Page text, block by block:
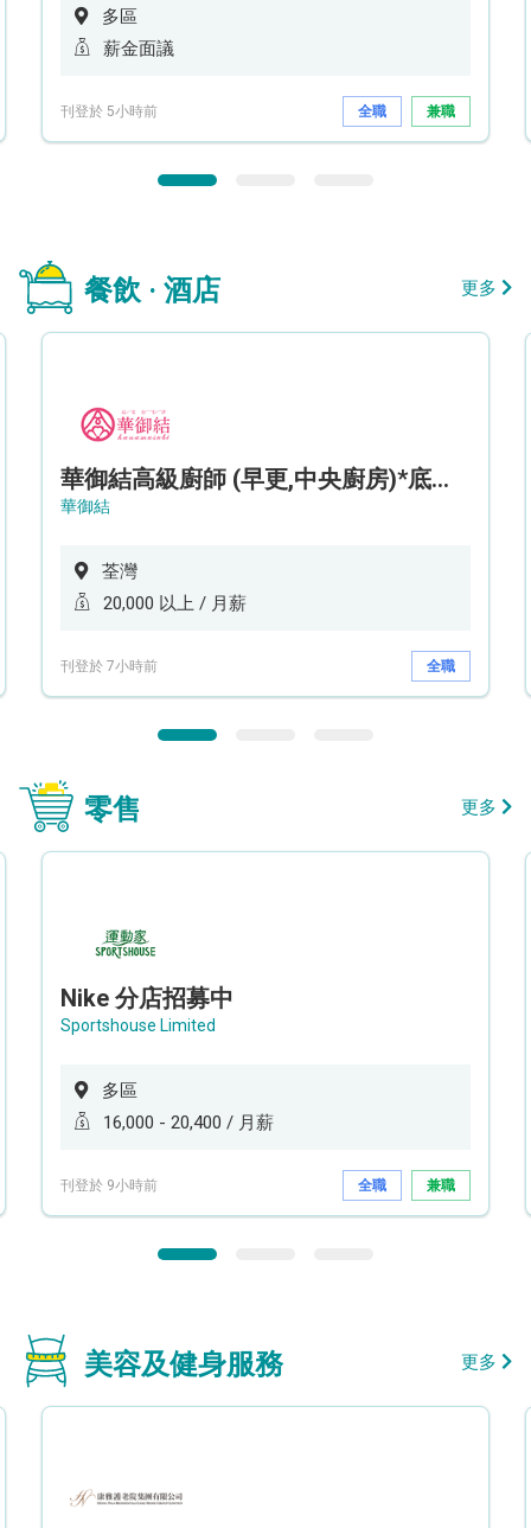
多區
薪金面議
刊登於 5小時前 全職 兼職
餐飲 · 酒店 更多
華御結高級廚師 (早更,中央廚房)*底薪可達20k* (5天工作週)
華御結
荃灣
20,000 以上 / 月薪
刊登於 7小時前 全職
零售 更多
Nike 分店招募中
Sportshouse Limited
多區
16,000 - 20,400 / 月薪
刊登於 9小時前 全職 兼職
美容及健身服務 更多